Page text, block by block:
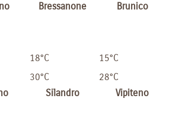
Bressanone
18°C
30°C
Brunico
15°C
28°C
Silandro Vipiteno